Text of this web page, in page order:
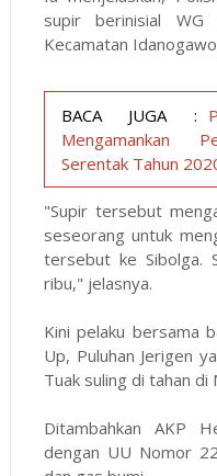
supir berinisial WG
Kecamatan
BACA JUGA :
Mengamankan
Serentak Tahun
"Supir tersebut
seseorang untuk
tersebut ke Sibolga.
ribu," jelasnya.
Kini pelaku bersama
Up, Puluhan Jerigen
Tuak suling di tahan di
Ditambahkan AKP
dengan UU Nomor